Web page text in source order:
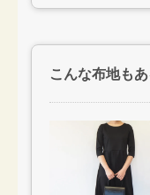
こんな布地も